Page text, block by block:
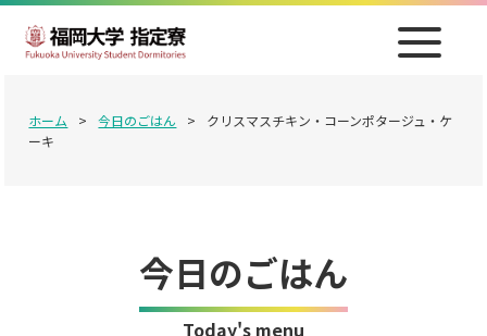
ホーム > 今日のごはん >
クリスマスチキン・コーンポタージュ・ケ
ーキ
今日のごはん
Today's menu